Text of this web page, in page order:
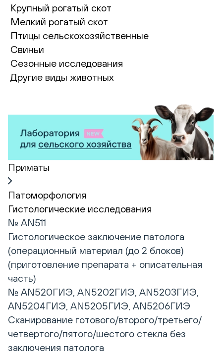
Крупный рогатый скот
Мелкий рогатый скот
Птицы сельскохозяйственные
Свиньи
Сезонные исследования
Другие виды животных
Приматы
Патоморфология
Гистологические исследования
№ AN511
Гистологическое заключение патолога
(операционный материал (до 2 блоков)
(приготовление препарата + описательная
часть)
№ AN520ГИЭ, AN5202ГИЭ, AN5203ГИЭ,
AN5204ГИЭ, AN5205ГИЭ, AN5206ГИЭ
Сканирование готового/второго/третьего/
четвертого/пятого/шестого стекла без
заключения патолога